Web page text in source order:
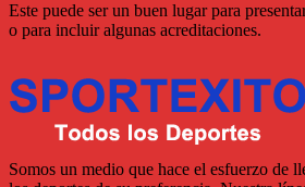
Este puede ser un buen lugar para
o para incluir algunas acreditaciones.
Somos un medio que hace el esfuerzo de